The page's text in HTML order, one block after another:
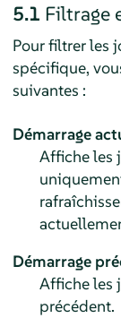
5.1 Filtrage
Pour filtrer les
spécifique,
suivantes :
Démarrage
Affiche les
Démarrage
Affiche les
précédent.